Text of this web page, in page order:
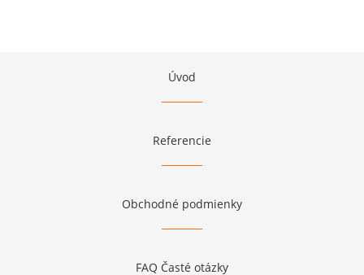
Úvod
Referencie
Obchodné podmienky
FAQ Časté otázky